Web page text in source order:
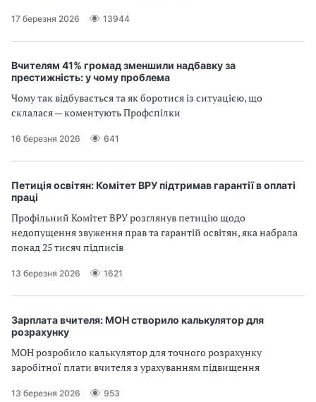
17 березня 2026 13944
Вчителям 41% громад зменшили надбавку за
престижність: у чому проблема
Чому так відбувається та як боротися із ситуацією, що
склалася — коментують Профспілки
16 березня 2026 641
Петиція освітян: Комітет ВРУ підтримав гарантії в оплаті
праці
Профільний Комітет ВРУ розглянув петицію щодо
недопущення звуження прав та гарантій освітян, яка набрала
понад 25 тисяч підписів
13 березня 2026 1621
Зарплата вчителя: МОН створило калькулятор для
розрахунку
МОН розробило калькулятор для точного розрахунку
заробітної плати вчителя з урахуванням підвищення
13 березня 2026 953